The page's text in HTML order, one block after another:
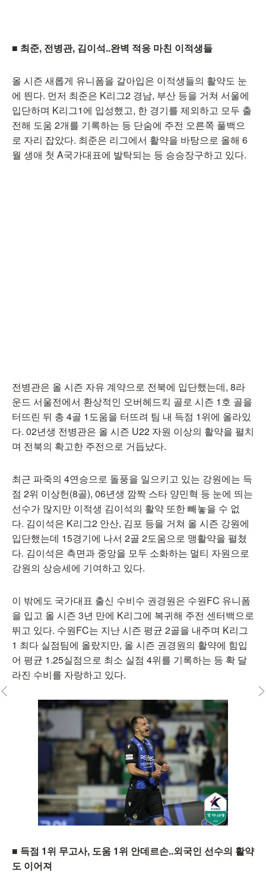
■ 최준, 전병관, 김이석..완벽 적응 마친 이적생들
올 시즌 새롭게 유니폼을 갈아입은 이적생들의 활약도 눈
에 띈다. 먼저 최준은 K리그2 경남, 부산 등을 거쳐 서울에
입단하며 K리그1에 입성했고, 한 경기를 제외하고 모두 출
전해 도움 2개를 기록하는 등 단숨에 주전 오른쪽 풀백으
로 자리 잡았다. 최준은 리그에서 활약을 바탕으로 올해 6
월 생애 첫 A국가대표에 발탁되는 등 승승장구하고 있다.
전병관은 올 시즌 자유 계약으로 전북에 입단했는데, 8라
운드 서울전에서 환상적인 오버헤드킥 골로 시즌 1호 골을
터뜨린 뒤 총 4골 1도움을 터뜨려 팀 내 득점 1위에 올라있
다. 02년생 전병관은 올 시즌 U22 자원 이상의 활약을 펼치
며 전북의 확고한 주전으로 거듭났다.
최근 파죽의 4연승으로 돌풍을 일으키고 있는 강원에는 득
점 2위 이상헌(8골), 06년생 깜짝 스타 양민혁 등 눈에 띄는
선수가 많지만 이적생 김이석의 활약 또한 빼놓을 수 없
다. 김이석은 K리그2 안산, 김포 등을 거쳐 올 시즌 강원에
입단했는데 15경기에 나서 2골 2도움으로 맹활약을 펼쳤
다. 김이석은 측면과 중앙을 모두 소화하는 멀티 자원으로
강원의 상승세에 기여하고 있다.
이 밖에도 국가대표 출신 수비수 권경원은 수원FC 유니폼
을 입고 올 시즌 3년 만에 K리그에 복귀해 주전 센터백으로
뛰고 있다. 수원FC는 지난 시즌 평균 2골을 내주며 K리그
1 최다 실점팀에 올랐지만, 올 시즌 권경원의 활약에 힘입
어 평균 1.25실점으로 최소 실점 4위를 기록하는 등 확 달
라진 수비를 자랑하고 있다.
■ 득점 1위 무고사, 도움 1위 안데르손..외국인 선수의 활약
도 이어져